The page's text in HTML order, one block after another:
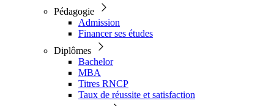
Pédagogie
Admission
Financer ses études
Diplômes
Bachelor
MBA
Titres RNCP
Taux de réussite et satisfaction